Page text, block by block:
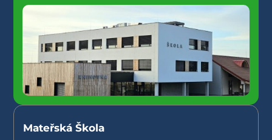
Mateřská Škola